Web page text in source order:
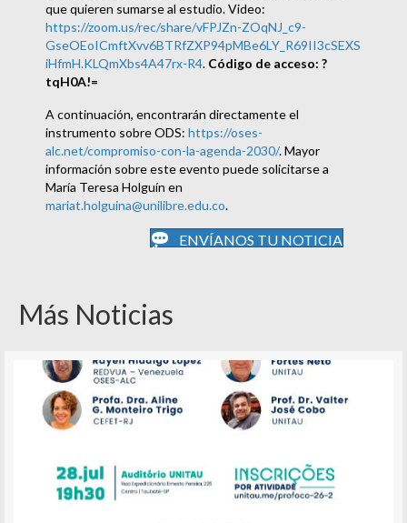
que quieren sumarse al estudio. Video:
https://zoom.us/rec/share/vFPJZn-ZOqNJ_c9-
GseOEoICmftXvv6BTRfZXP94pMBe6LY_R69II3cSEXS
iHfmH.KLQmXbs4A47rx-R4. Código de acceso: ?
tqH0A!=
A continuación, encontrarán directamente el
instrumento sobre ODS: https://oses-
alc.net/compromiso-con-la-agenda-2030/. Mayor
información sobre este evento puede solicitarse a
María Teresa Holguín en
mariat.holguina@unilibre.edu.co.
ENVÍANOS TU NOTICIA
Más Noticias